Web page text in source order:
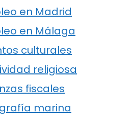
en Madrid
en Málaga
culturales
religiosa
fiscales
marina